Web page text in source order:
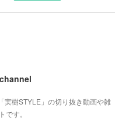
実樹STYLE」の切り抜き動画や雑
です。